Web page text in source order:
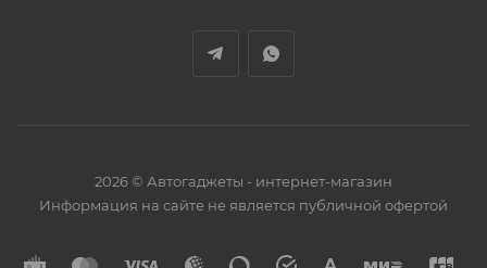
2026 © Автогаджеты - интернет-магазин
Информация на сайте не является публичной офертой